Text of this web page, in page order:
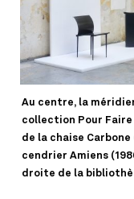
Au centre, la
collection Pour Faire
de la chaise
cendrier Amiens
droite de la